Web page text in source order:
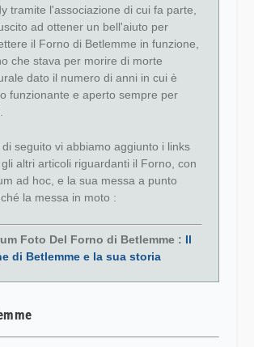
tramite l'associazione di cui fa parte,
ad ottener un bell'aiuto per
il Forno di Betlemme in funzione,
che stava per morire di morte
dato il numero di anni in cui è
funzionante e aperto sempre per
di seguito vi abbiamo aggiunto i links
altri articoli riguardanti il Forno, con
ad hoc, e la sua messa a punto
la messa in moto :
Foto Del Forno di Betlemme : Il
di Betlemme e la sua storia